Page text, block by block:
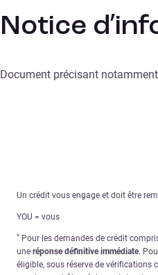
Notice
Document précisant
Un crédit vous engage et doit être
YOU = vous
* Pour les demandes de crédit
une réponse définitive immédiate.
éligible, sous réserve de vérifications